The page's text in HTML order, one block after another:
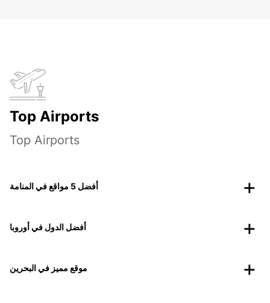
Top Airports
Top Airports
أفضل 5 مواقع في المنامة
أفضل الدول في أوروبا
موقع مميز في البحرين